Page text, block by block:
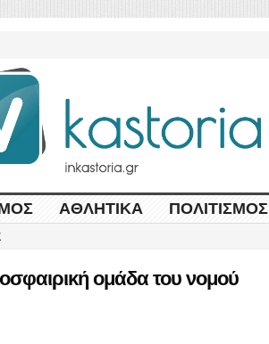
ΑΘΛΗΤΙΚΆ ΠΟΛΙΤΙΣΜΌΣ
ομάδα του νομού